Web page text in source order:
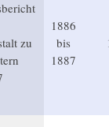
zu
1886
bis
1887